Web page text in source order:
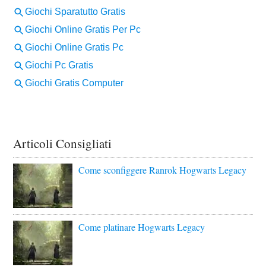
Articoli Consigliati
Come sconfiggere Ranrok Hogwarts Legacy
Come platinare Hogwarts Legacy